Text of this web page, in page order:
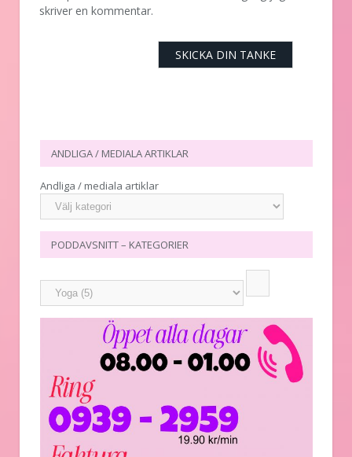
skriver en kommentar.
ANDLIGA / MEDIALA ARTIKLAR
Andliga / mediala artiklar
PODDAVSNITT – KATEGORIER